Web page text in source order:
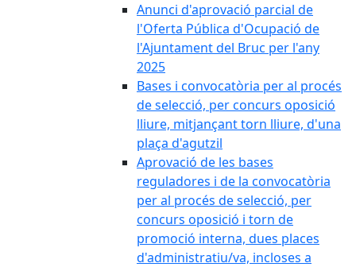
Anunci d'aprovació parcial de
l'Oferta Pública d'Ocupació de
l'Ajuntament del Bruc per l'any
2025
Bases i convocatòria per al procés
de selecció, per concurs oposició
lliure, mitjançant torn lliure, d'una
plaça d'agutzil
Aprovació de les bases
reguladores i de la convocatòria
per al procés de selecció, per
concurs oposició i torn de
promoció interna, dues places
d'administratiu/va, incloses a